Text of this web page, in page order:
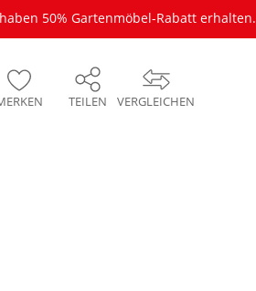
50% Gartenmöbel-Rabatt erhalten.
VERGLEICHEN
TEILEN